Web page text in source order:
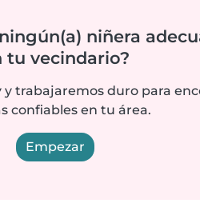
niñera
tu vecindario?
trabajaremos duro para
confiables en tu área.
Empezar